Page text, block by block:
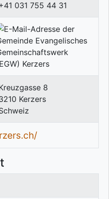
031 755 44 31
8
Kerzers